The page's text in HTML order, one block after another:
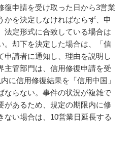
復申請を受け取った日から3営業
かを決定しなければならず、申
法定形式に合致している場合は
。却下を決定した場合は、「信
申請者に通知し、理由を説明し
主管部門は、信用修復申請を受
に信用修復結果を「信用中国」
ならない。事件の状況が複雑で
があるため、規定の期限内に修
ない場合は、10営業日延長する